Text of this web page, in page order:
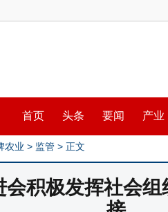
首页 头条 要闻 产业
农业 > 监管 > 正文
会积极发挥社会